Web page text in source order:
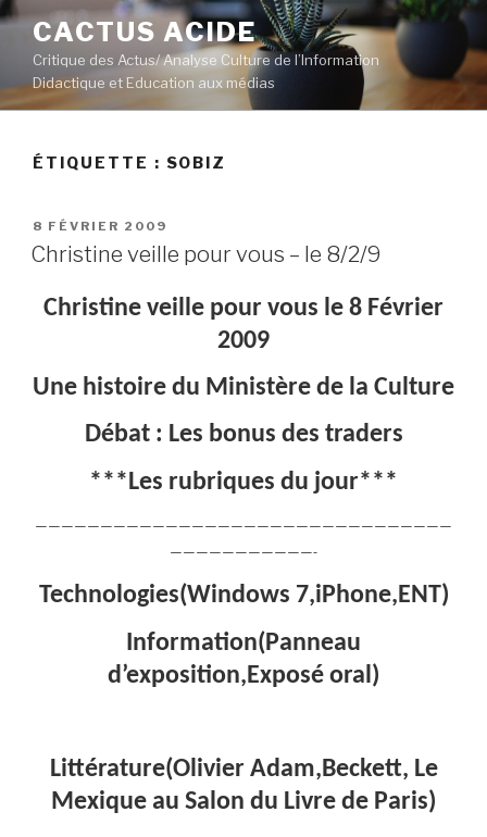
Aller
contenu
principal
CACTUS ACIDE
Critique des Actus/ Analyse Culture de l’Information
Didactique et Education aux médias
ÉTIQUETTE : SOBIZ
PUBLIÉ
LE
8 FÉVRIER 2009
Christine veille pour vous – le 8/2/9
Christine veille pour vous le 8 Février
2009
Une histoire du Ministère de la Culture
Débat : Les bonus des traders
***Les rubriques du jour***
————————————————————————————————
———————————-
Technologies(Windows 7,iPhone,ENT)
Information(Panneau
d’exposition,Exposé oral)
Littérature(Olivier Adam,Beckett, Le
Mexique au Salon du Livre de Paris)